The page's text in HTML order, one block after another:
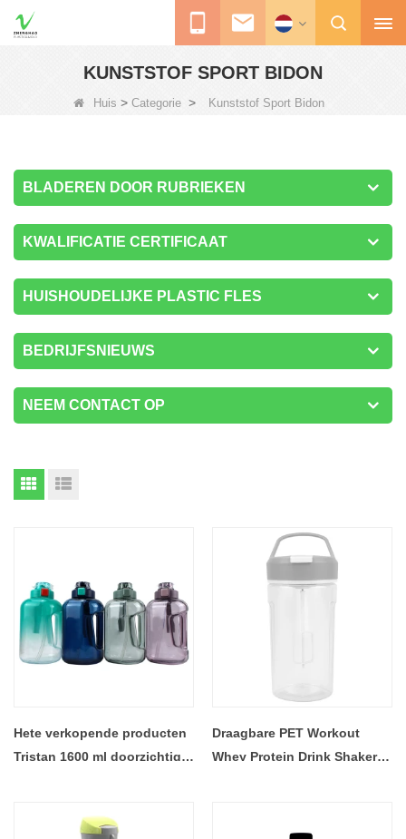
KUNSTSTOF SPORT BIDON
Huis > Categorie> Kunststof Sport Bidon
BLADEREN DOOR RUBRIEKEN
KWALIFICATIE CERTIFICAAT
HUISHOUDELIJKE PLASTIC FLES
BEDRIJFSNIEUWS
NEEM CONTACT OP
Hete verkopende producten
Tristan 1600 ml doorzichtige
Draagbare PET Workout
Whey Protein Drink Shaker